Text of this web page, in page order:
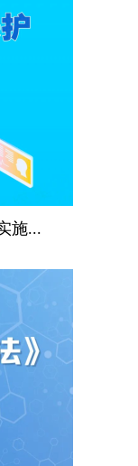
施...